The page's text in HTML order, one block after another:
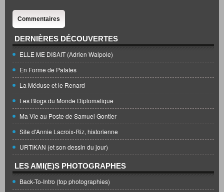
Commentaires
DERNIÈRES DÉCOUVERTES
ELLE ME DISAIT (Adrien Walpole)
En Forme de Patates
La Méduse et le Renard
Les Blogs du Monde Diplomatique
Ma Vie au Poste de Samuel Gontier
Site d'Annie Lacroix-Riz, historienne
URTIKAN (et son dessin du jour)
LES AMI(E)S PHOTOGRAPHES
Back-To-Intro (top photographies)